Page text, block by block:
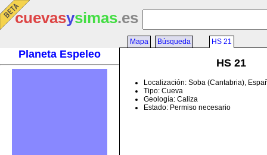
cuevasysimas.es
Planeta Espeleo
Mapa Búsqueda HS 21
HS 21
Localización: Soba (Cantabria),
Tipo: Cueva
Geología: Caliza
Estado: Permiso necesario